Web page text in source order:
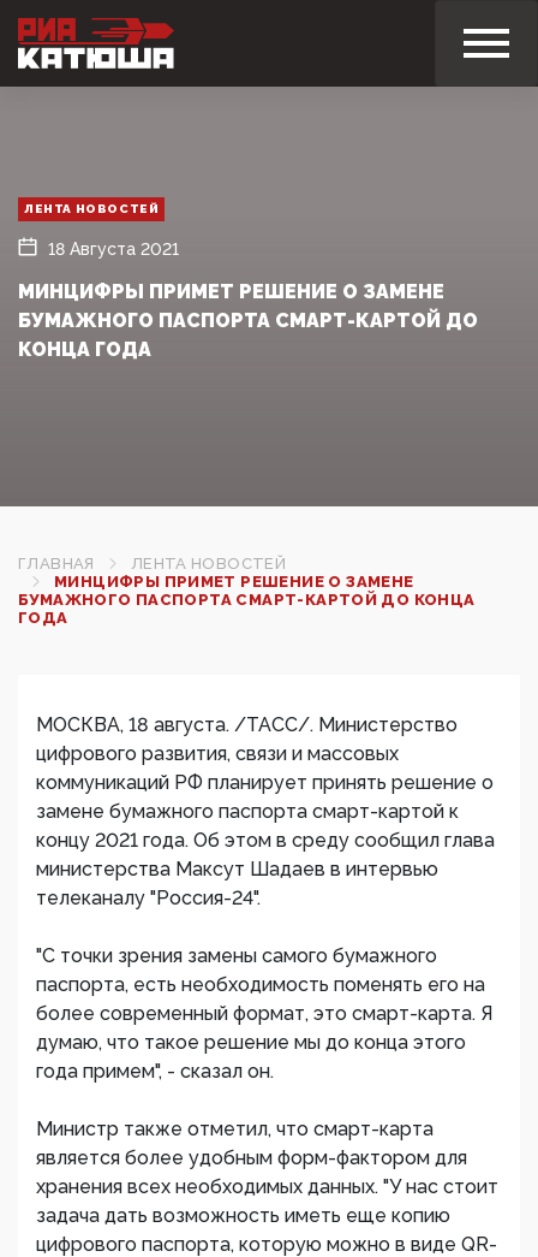
ЛЕНТА НОВОСТЕЙ
18 Августа 2021
МИНЦИФРЫ ПРИМЕТ РЕШЕНИЕ О ЗАМЕНЕ
БУМАЖНОГО ПАСПОРТА СМАРТ-КАРТОЙ ДО
КОНЦА ГОДА
ГЛАВНАЯ
ЛЕНТА НОВОСТЕЙ
МИНЦИФРЫ ПРИМЕТ РЕШЕНИЕ О ЗАМЕНЕ
БУМАЖНОГО ПАСПОРТА СМАРТ-КАРТОЙ ДО КОНЦА
ГОДА
МОСКВА, 18 августа. /ТАСС/. Министерство
цифрового развития, связи и массовых
коммуникаций РФ планирует принять решение о
замене бумажного паспорта смарт-картой к
концу 2021 года. Об этом в среду сообщил глава
министерства Максут Шадаев в интервью
телеканалу "Россия-24".
"С точки зрения замены самого бумажного
паспорта, есть необходимость поменять его на
более современный формат, это смарт-карта. Я
думаю, что такое решение мы до конца этого
года примем", - сказал он.
Министр также отметил, что смарт-карта
является более удобным форм-фактором для
хранения всех необходимых данных. "У нас стоит
задача дать возможность иметь еще копию
цифрового паспорта, которую можно в виде QR-